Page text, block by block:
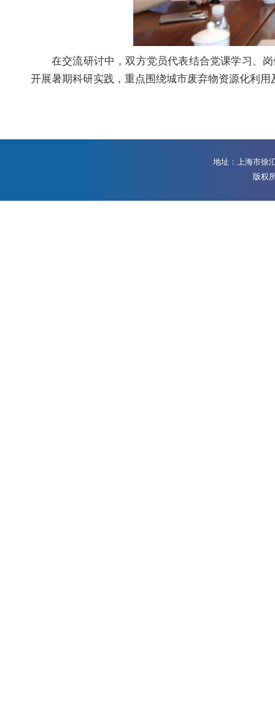
在交流研讨中，双方党员代表结合党课学习、
开展暑期科研实践，重点围绕城市废弃物资源化利
地址：上海市徐
版权